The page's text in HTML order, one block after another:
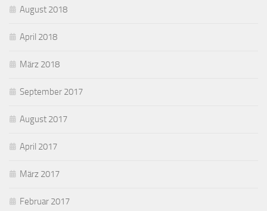
August 2018
April 2018
März 2018
September 2017
August 2017
April 2017
März 2017
Februar 2017